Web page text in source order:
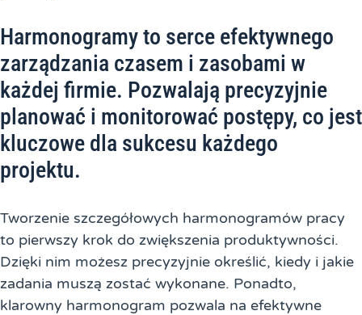
Harmonogramy to serce efektywnego
zarządzania czasem i zasobami w
każdej firmie. Pozwalają precyzyjnie
planować i monitorować postępy, co jest
kluczowe dla sukcesu każdego
projektu.
Tworzenie szczegółowych harmonogramów pracy
to pierwszy krok do zwiększenia produktywności.
Dzięki nim możesz precyzyjnie określić, kiedy i jakie
zadania muszą zostać wykonane. Ponadto,
klarowny harmonogram pozwala na efektywne